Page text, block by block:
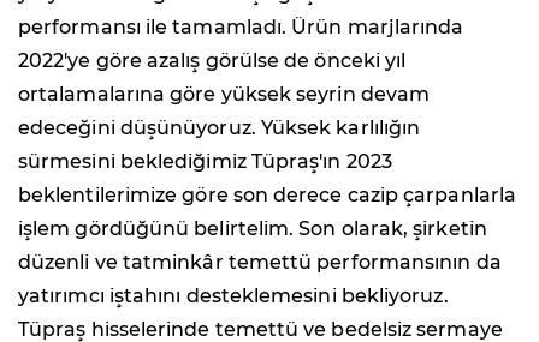
performansı ile tamamladı. Ürün marjlarında
2022'ye göre azalış görülse de önceki yıl
ortalamalarına göre yüksek seyrin devam
edeceğini düşünüyoruz. Yüksek karlılığın
sürmesini beklediğimiz Tüpraş'ın 2023
beklentilerimize göre son derece cazip çarpanlarla
işlem gördüğünü belirtelim. Son olarak, şirketin
düzenli ve tatminkâr temettü performansının da
yatırımcı iştahını desteklemesini bekliyoruz.
Tüpraş hisselerinde temettü ve bedelsiz sermaye